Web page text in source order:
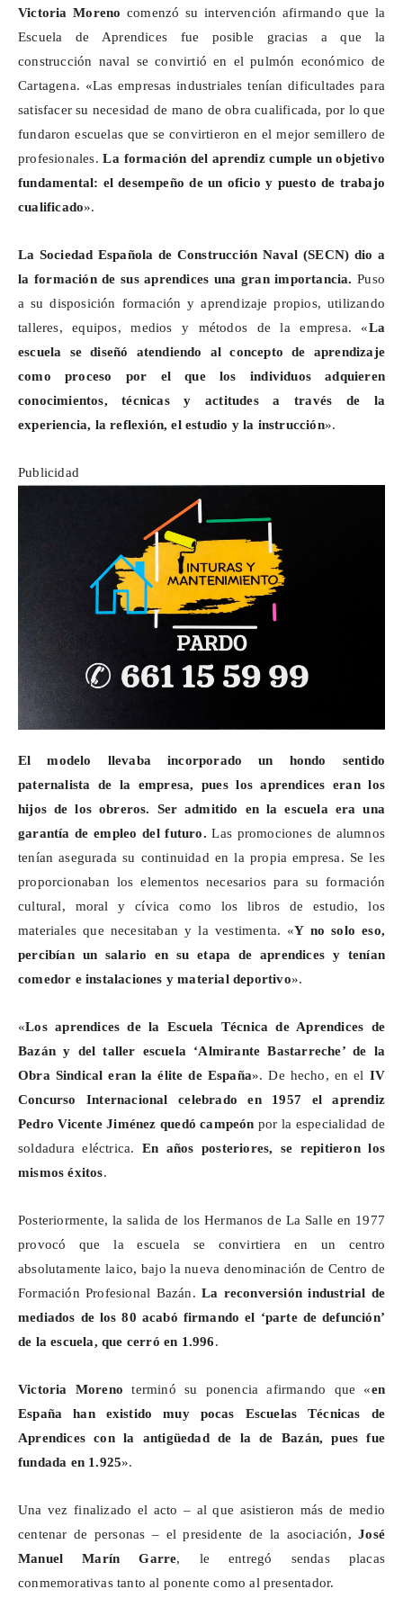
Victoria Moreno comenzó su intervención afirmando que la
Escuela de Aprendices fue posible gracias a que la
construcción naval se convirtió en el pulmón económico de
Cartagena. «Las empresas industriales tenían dificultades para
satisfacer su necesidad de mano de obra cualificada, por lo que
fundaron escuelas que se convirtieron en el mejor semillero de
profesionales.La formación del aprendiz cumple un objetivo
fundamental: el desempeño de un oficio y puesto de trabajo
cualificado».
La Sociedad Española de Construcción Naval (SECN) dio a
la formación de sus aprendices una gran importancia. Puso
a su disposición formación y aprendizaje propios, utilizando
talleres, equipos, medios y métodos de la empresa. «La
escuela se diseñó atendiendo al concepto de aprendizaje
como proceso por el que los individuos adquieren
conocimientos, técnicas y actitudes a través de la
experiencia, la reflexión, el estudio y la instrucción».
Publicidad
El modelo llevaba incorporado un
hondo sentido
paternalista de la empresa, pues los aprendices eran los
hijos de los obreros. Ser admitido en la escuela era una
garantía de empleo del futuro. Las promociones de alumnos
tenían asegurada su continuidad en la propia empresa. Se les
proporcionaban los elementos necesarios para su formación
cultural, moral y cívica como los libros de estudio, los
materiales que necesitaban y la vestimenta. «Y no solo eso,
percibían un salario en su etapa de aprendices y tenían
comedor e instalaciones y material deportivo».
«Los aprendices de la Escuela Técnica de Aprendices de
Bazán y del taller escuela ‘AlmiranteBastarreche’ de la
Obra Sindical eran la élite de España». De hecho, en el IV
Concurso Internacional celebrado en 1957 el aprendiz
Pedro Vicente Jiménez quedó campeón por la especialidad de
soldadura eléctrica. En años posteriores, se repitieron los
mismos éxitos.
Posteriormente, la salida de los Hermanos de La Salle en 1977
provocó que la escuela se convirtiera en un centro
absolutamente laico, bajo la nueva denominación de Centro de
Formación Profesional Bazán. La reconversión industrial de
mediados de los 80 acabó firmando el ‘parte de defunción’
de la escuela, que cerró en 1.996.
Victoria Moreno terminó su ponencia afirmando que «en
España han existido muy pocas Escuelas Técnicas de
Aprendices con la antigüedad de la de Bazán, pues fue
fundada en 1.925».
Una vez finalizado el acto – al que asistieron más de medio
centenar de personas – el presidente de la asociación,José
Manuel Marín Garre, le entregó sendas placas
conmemorativas tanto al ponente como al presentador.